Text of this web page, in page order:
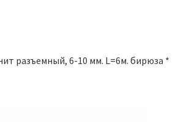
разъемный, 6-10 мм. L=6м. бирюза *